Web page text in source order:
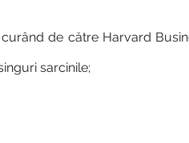
de către Harvard
sarcinile;